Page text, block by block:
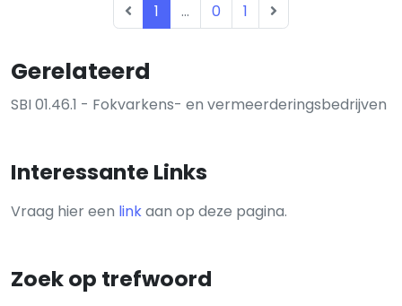
Gerelateerd
SBI 01.46.1 - Fokvarkens- en vermeerderingsbedrijven
Interessante Links
Vraag hier een linkaan op deze pagina.
Zoek op trefwoord
1 ... 0 1